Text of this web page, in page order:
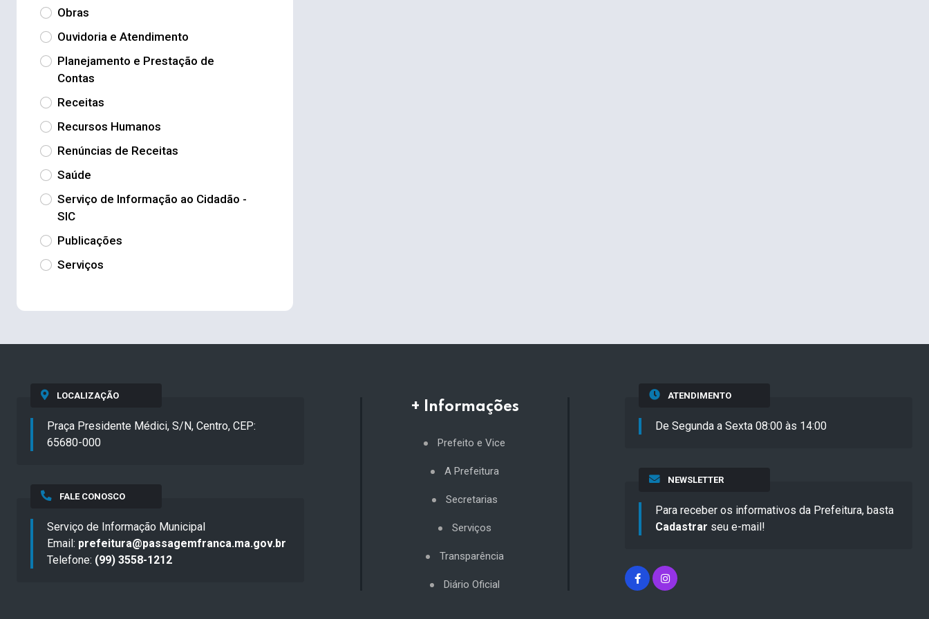
Obras
Ouvidoria e Atendimento
Planejamento e Prestação de
Contas
Receitas
Recursos Humanos
Renúncias de Receitas
Saúde
Serviço de Informação ao Cidadão -
SIC
Publicações
Serviços
LOCALIZAÇÃO
Praça Presidente Médici, S/N, Centro, CEP:
65680-000
FALE CONOSCO
Serviço de Informação Municipal
Email: prefeitura@passagemfranca.ma.gov.br
Telefone: (99) 3558-1212
+ Informações
Prefeito e Vice
A Prefeitura
Secretarias
Serviços
Transparência
Diário Oficial
ATENDIMENTO
De Segunda a Sexta 08:00 às 14:00
NEWSLETTER
Para receber os informativos da Prefeitura, basta
Cadastrar seu e-mail!